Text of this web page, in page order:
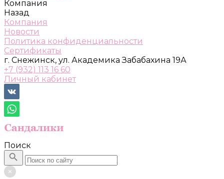
Компания
Назад
Компания
Новости
Политика конфиденциальности
Сертификаты
г. Снежинск, ул. Академика Забабахина 19А
+7 (932) 113 16 60
Личный кабинет
Поиск